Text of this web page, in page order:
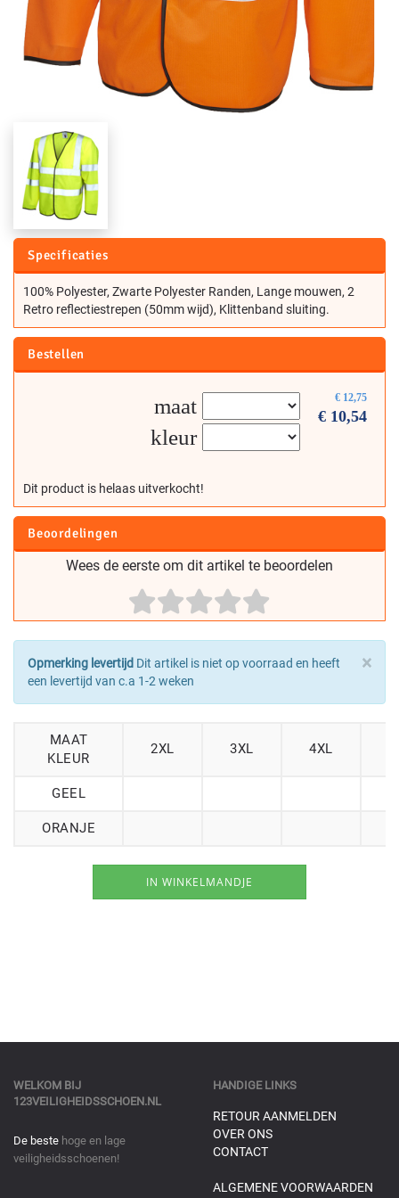
Specificaties
100% Polyester, Zwarte Polyester Randen, Lange mouwen, 2
Retro reflectiestrepen (50mm wijd), Klittenband sluiting.
Bestellen
€ 12,75
€ 10,54
maat
kleur
Dit product is helaas uitverkocht!
Beoordelingen
Wees de eerste om dit artikel te beoordelen
×
Opmerking levertijd Dit artikel is niet op voorraad en heeft
een levertijd van c.a 1-2 weken
MAAT
KLEUR
2XL 3XL 4XL
GEEL
ORANJE
WELKOM BIJ
123VEILIGHEIDSSCHOEN.NL
De beste hoge en lage
veiligheidsschoenen!
HANDIGE LINKS
RETOUR AANMELDEN
OVER ONS
CONTACT
ALGEMENE VOORWAARDEN